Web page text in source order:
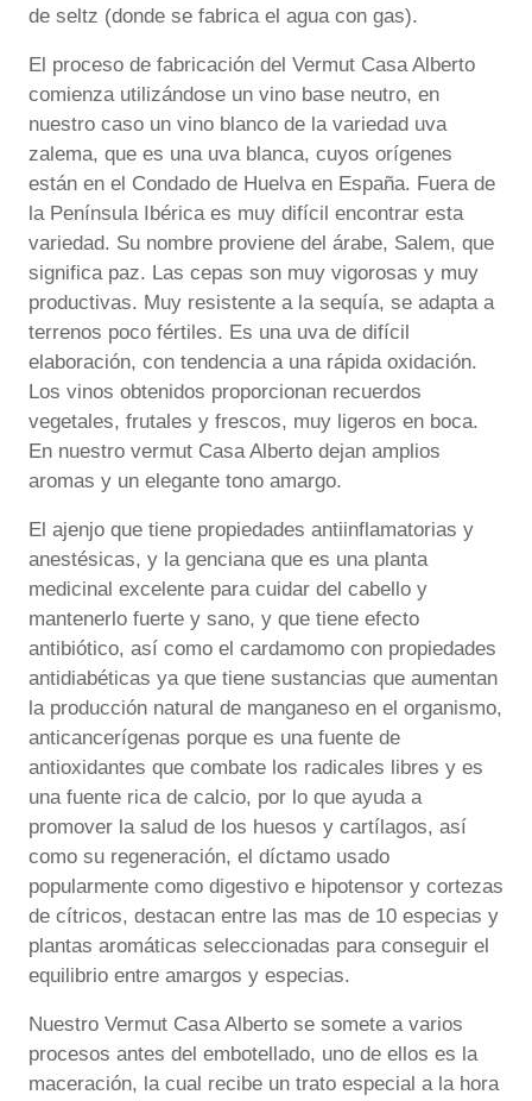
de seltz (donde se fabrica el agua con gas).
El proceso de fabricación del Vermut Casa Alberto
comienza utilizándose un vino base neutro, en
nuestro caso un vino blanco de la variedad uva
zalema, que es una uva blanca, cuyos orígenes
están en el Condado de Huelva en España. Fuera de
la Península Ibérica es muy difícil encontrar esta
variedad. Su nombre proviene del árabe, Salem, que
significa paz. Las cepas son muy vigorosas y muy
productivas. Muy resistente a la sequía, se adapta a
terrenos poco fértiles. Es una uva de difícil
elaboración, con tendencia a una rápida oxidación.
Los vinos obtenidos proporcionan recuerdos
vegetales, frutales y frescos, muy ligeros en boca.
En nuestro vermut Casa Alberto dejan amplios
aromas y un elegante tono amargo.
El ajenjo que tiene propiedades antiinflamatorias y
anestésicas, y la genciana que es una planta
medicinal excelente para cuidar del cabello y
mantenerlo fuerte y sano, y que tiene efecto
antibiótico, así como el cardamomo con propiedades
antidiabéticas ya que tiene sustancias que aumentan
la producción natural de manganeso en el organismo,
anticancerígenas porque es una fuente de
antioxidantes que combate los radicales libres y es
una fuente rica de calcio, por lo que ayuda a
promover la salud de los huesos y cartílagos, así
como su regeneración, el díctamo usado
popularmente como digestivo e hipotensor y cortezas
de cítricos, destacan entre las mas de 10 especias y
plantas aromáticas seleccionadas para conseguir el
equilibrio entre amargos y especias.
Nuestro Vermut Casa Alberto se somete a varios
procesos antes del embotellado, uno de ellos es la
maceración, la cual recibe un trato especial a la hora